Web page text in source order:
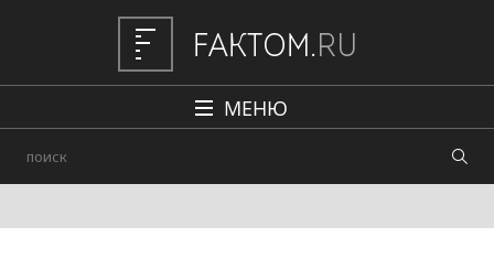
МЕНЮ